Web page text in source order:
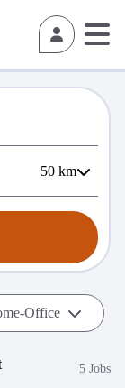
50 km
Office
5 Jobs